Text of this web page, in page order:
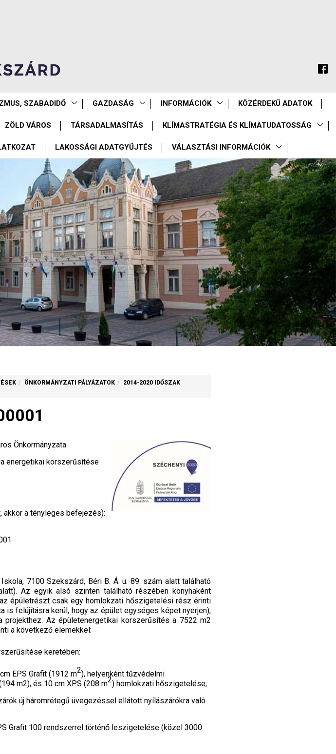
SZABADIDŐ GAZDASÁG INFORMÁCIÓK KÖZÉRDEKŰ ADATOK
ZÖLD VÁROS TÁRSADALMASÍTÁS KLÍMASTRATÉGIA ÉS KLÍMATUDATOSSÁG
LAKOSSÁGI ADATGYŰJTÉS VÁLASZTÁSI INFORMÁCIÓK
ÖNKORMÁNYZATI PÁLYÁZATOK
2014-2020 IDŐSZAK
Önkormányzata
energetikai korszerűsítése
akkor a tényleges befejezés):
7100 Szekszárd, Béri B. Á. u. 89. szám alatt található
Az egyik alsó szinten található részében konyhaként
épületrészt csak egy homlokzati hőszigetelési rész érinti
felújításra kerül, hogy az épület egységes képet nyerjen),
Az épületenergetikai korszerűsítés a 7522 m2
a következő elemekkel:
keretében:
EPS Grafit (1912 m2), helyenként tűzvédelmi
m2), és 10 cm XPS (208 m2) homlokzati hőszigetelése;
új háromrétegű üvegezéssel ellátott nyílászárókra való
Grafit 100 rendszerrel történő leszigetelése (közel 3000